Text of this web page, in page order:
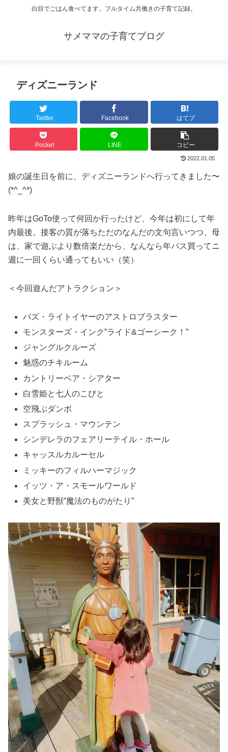
白目でごはん食べてます。フルタイム共働きの子育て記録。
サメママの子育てブログ
ディズニーランド
Twitter Facebook はてブ
Pocket LINE コピー
2022.01.05
娘の誕生日を前に、ディズニーランドへ行ってきました〜
(*^_^*)
昨年はGoTo使って何回か行ったけど、今年は初にして年
内最後。接客の質が落ちただのなんだの文句言いつつ、母
は、家で遊ぶより数倍楽だから、なんなら年パス買ってニ
週に一回くらい通ってもいい（笑）
＜今回遊んだアトラクション＞
バズ・ライトイヤーのアストロブラスター
モンスターズ・インク”ライド&ゴーシーク！”
ジャングルクルーズ
魅惑のチキルーム
カントリーベア・シアター
白雪姫と七人のこびと
空飛ぶダンボ
スプラッシュ・マウンテン
シンデレラのフェアリーテイル・ホール
キャッスルカルーセル
ミッキーのフィルハーマジック
イッツ・ア・スモールワールド
美女と野獣”魔法のものがたり”